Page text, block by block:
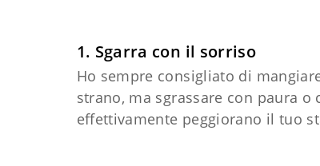
1. Sgarra con il sorriso
Ho sempre consigliato di
strano, ma sgrassare con paura
effettivamente peggiorano il tuo